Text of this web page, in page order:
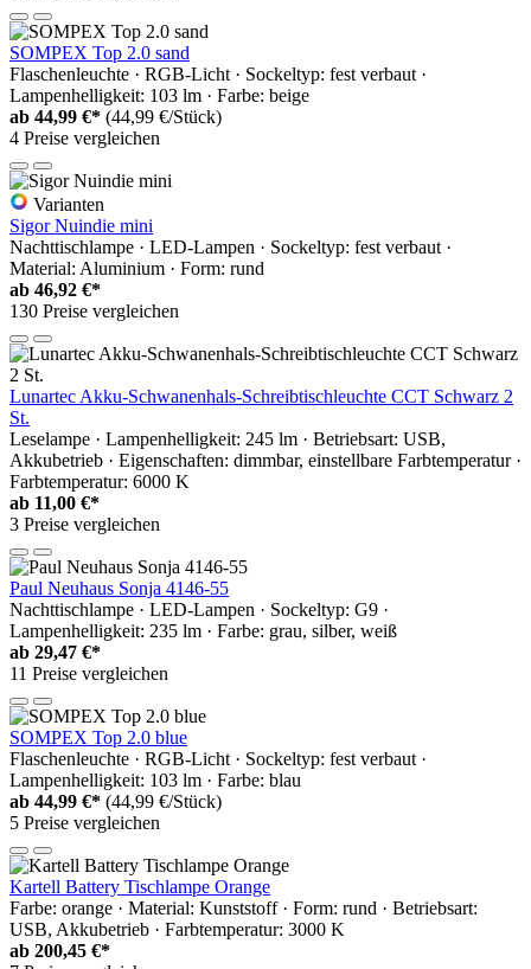
SOMPEX Top 2.0 sand
Flaschenleuchte · RGB-Licht · Sockeltyp: fest verbaut ·
Lampenhelligkeit: 103 lm · Farbe: beige
ab 44,99 €* (44,99 €/Stück)
4 Preise vergleichen
Varianten
Sigor Nuindie mini
Nachttischlampe · LED-Lampen · Sockeltyp: fest verbaut ·
Material: Aluminium · Form: rund
ab 46,92 €*
130 Preise vergleichen
Lunartec Akku-Schwanenhals-Schreibtischleuchte CCT Schwarz 2
St.
Leselampe · Lampenhelligkeit: 245 lm · Betriebsart: USB,
Akkubetrieb · Eigenschaften: dimmbar, einstellbare Farbtemperatur ·
Farbtemperatur: 6000 K
ab 11,00 €*
3 Preise vergleichen
Paul Neuhaus Sonja 4146-55
Nachttischlampe · LED-Lampen · Sockeltyp: G9 ·
Lampenhelligkeit: 235 lm · Farbe: grau, silber, weiß
ab 29,47 €*
11 Preise vergleichen
SOMPEX Top 2.0 blue
Flaschenleuchte · RGB-Licht · Sockeltyp: fest verbaut ·
Lampenhelligkeit: 103 lm · Farbe: blau
ab 44,99 €* (44,99 €/Stück)
5 Preise vergleichen
Kartell Battery Tischlampe Orange
Farbe: orange · Material: Kunststoff · Form: rund · Betriebsart:
USB, Akkubetrieb · Farbtemperatur: 3000 K
ab 200,45 €*